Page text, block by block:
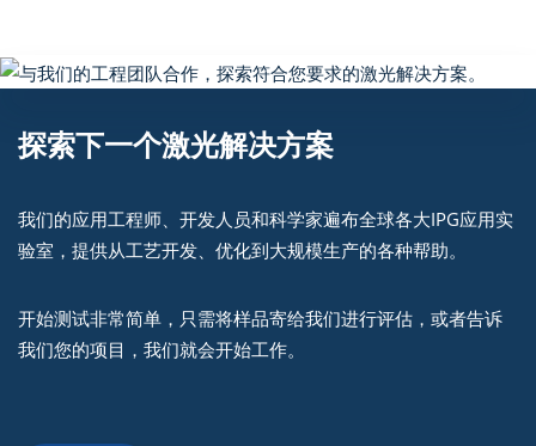
探索下一个激光解决方案
我们的应用工程师、开发人员和科学家遍布全球各大IPG应用实
验室，提供从工艺开发、优化到大规模生产的各种帮助。
开始测试非常简单，只需将样品寄给我们进行评估，或者告诉
我们您的项目，我们就会开始工作。